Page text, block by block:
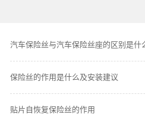
汽车保险丝与汽车保险丝座的区别是什
保险丝的作用是什么及安装建议
贴片自恢复保险丝的作用